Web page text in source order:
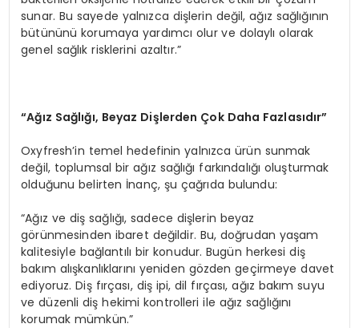
sunar. Bu sayede yalnızca dişlerin değil, ağız sağlığının
bütününü korumaya yardımcı olur ve dolaylı olarak
genel sağlık risklerini azaltır.”
“Ağız Sağlığı, Beyaz Dişlerden Çok Daha Fazlasıdır”
Oxyfresh’in temel hedefinin yalnızca ürün sunmak
değil, toplumsal bir ağız sağlığı farkındalığı oluşturmak
olduğunu belirten İnanç, şu çağrıda bulundu:
“Ağız ve diş sağlığı, sadece dişlerin beyaz
görünmesinden ibaret değildir. Bu, doğrudan yaşam
kalitesiyle bağlantılı bir konudur. Bugün herkesi diş
bakım alışkanlıklarını yeniden gözden geçirmeye davet
ediyoruz. Diş fırçası, diş ipi, dil fırçası, ağız bakım suyu
ve düzenli diş hekimi kontrolleri ile ağız sağlığını
korumak mümkün.”